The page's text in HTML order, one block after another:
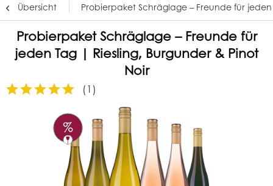
Übersicht Probierpaket Schräglage – Freunde für
Probierpaket Schräglage – Freunde für
jeden Tag | Riesling, Burgunder & Pinot
Noir
(1 )